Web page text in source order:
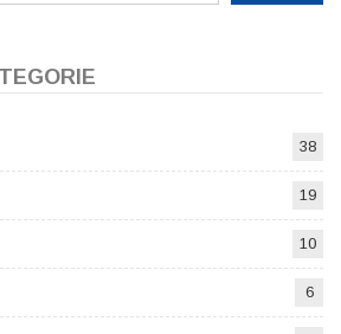
38
19
10
6